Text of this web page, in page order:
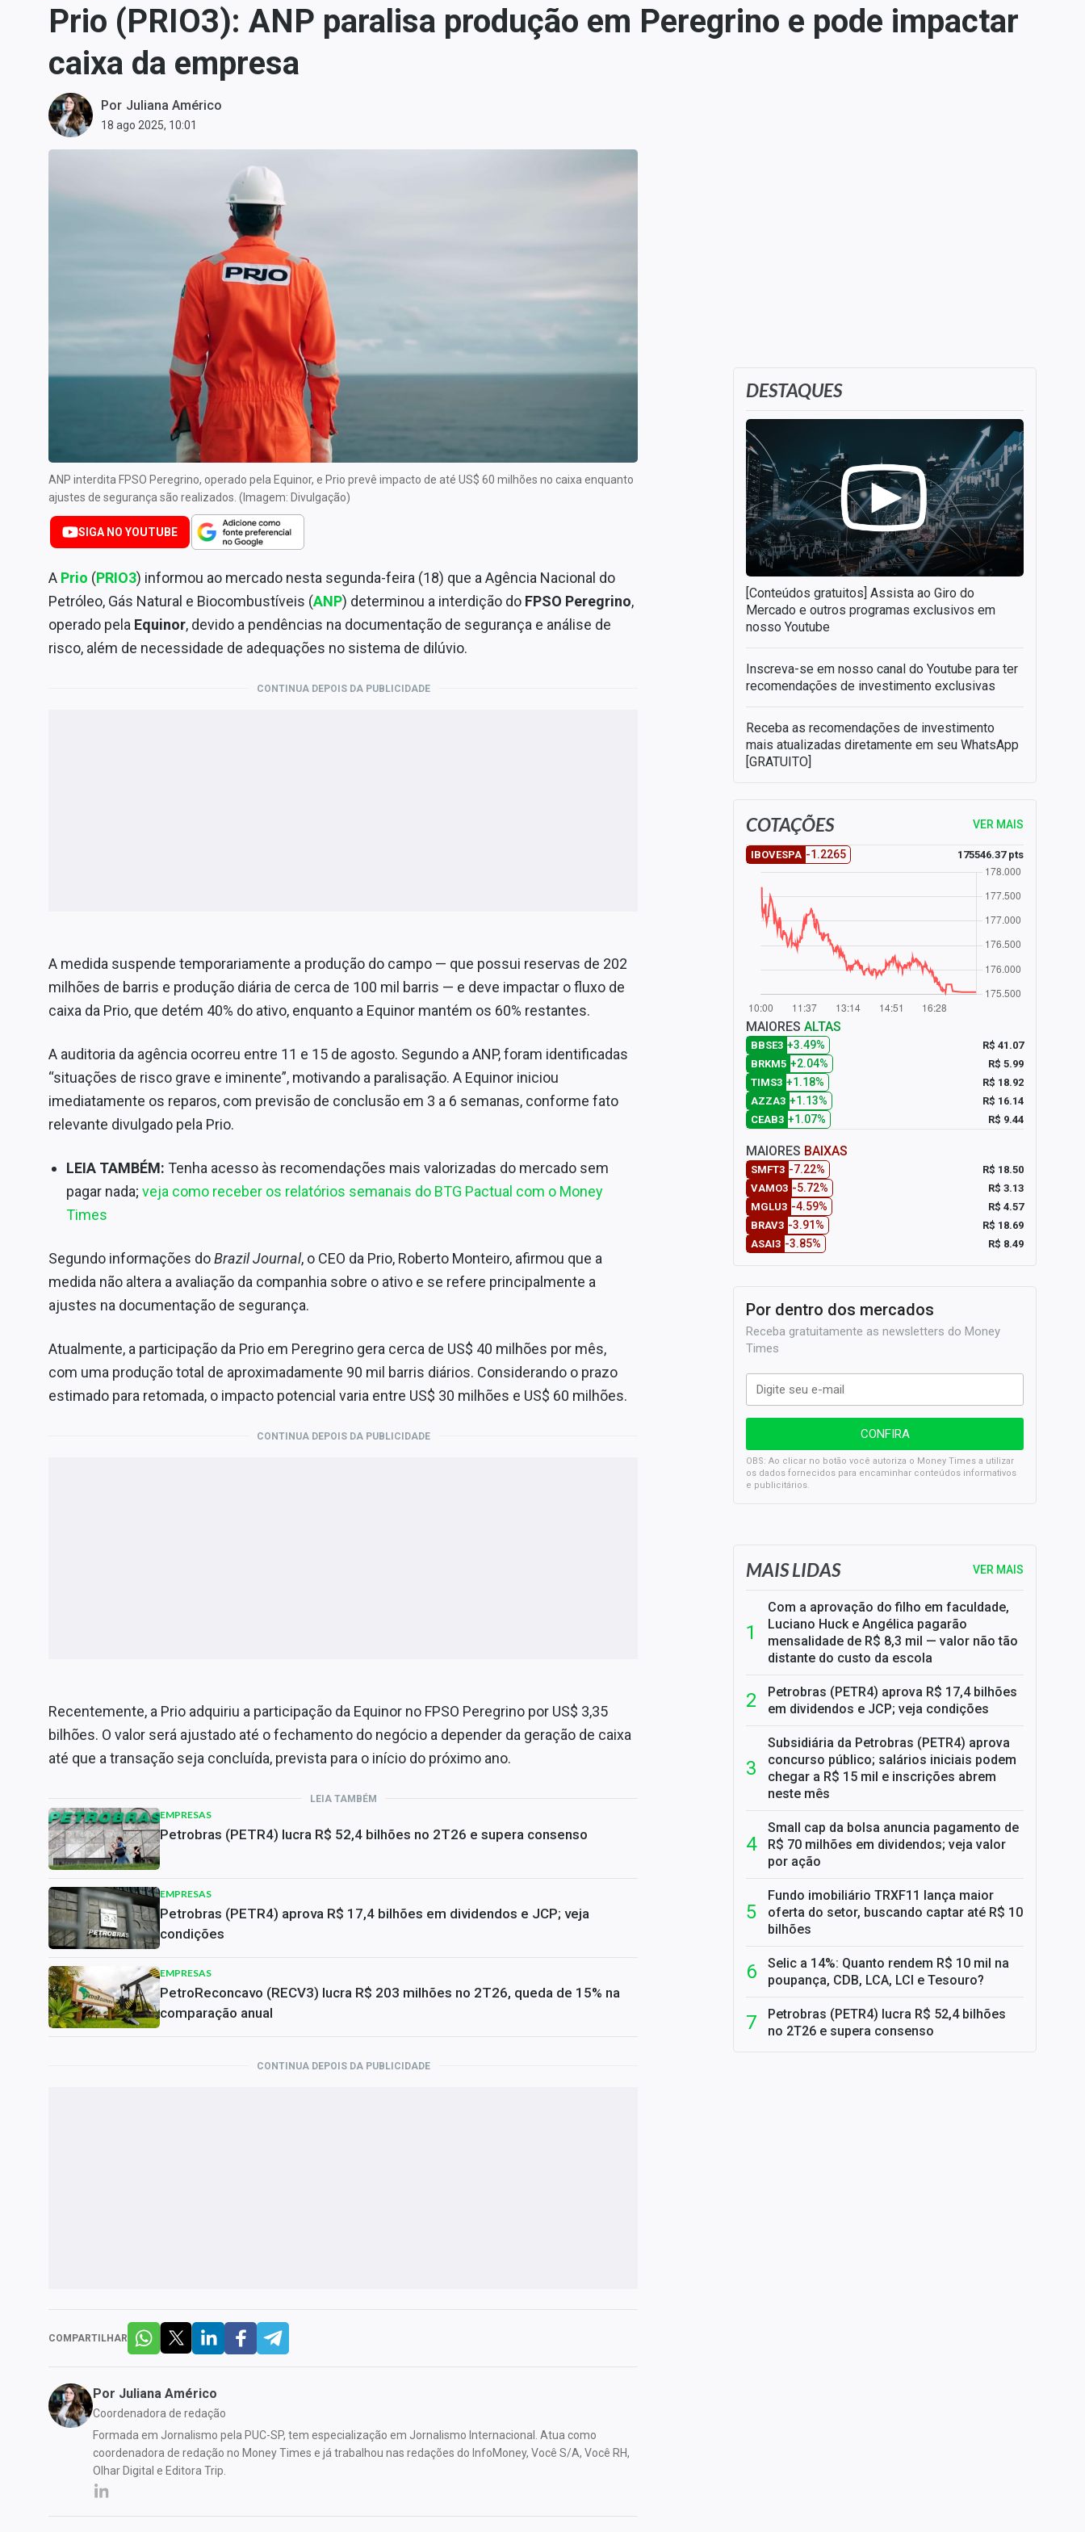
Carteiras Recomendadas
Central de Dividendos
Central de Fundos
Central dos IPOs
Renda Fixa
Conteúdo de Marca
Sobre
Prio (PRIO3): ANP paralisa produção em Peregrino e pode impactar
caixa da empresa
Por Juliana Américo
18 ago 2025, 10:01
ANP interdita FPSO Peregrino, operado pela Equinor, e Prio prevê impacto de até US$ 60 milhões no caixa enquanto
ajustes de segurança são realizados. (Imagem: Divulgação)
SIGA NO YOUTUBE
A Prio (PRIO3) informou ao mercado nesta segunda-feira (18) que a Agência Nacional do
Petróleo, Gás Natural e Biocombustíveis (ANP) determinou a interdição do FPSO Peregrino,
operado pela Equinor, devido a pendências na documentação de segurança e análise de
risco, além de necessidade de adequações no sistema de dilúvio.
CONTINUA DEPOIS DA PUBLICIDADE
A medida suspende temporariamente a produção do campo — que possui reservas de 202
milhões de barris e produção diária de cerca de 100 mil barris — e deve impactar o fluxo de
caixa da Prio, que detém 40% do ativo, enquanto a Equinor mantém os 60% restantes.
A auditoria da agência ocorreu entre 11 e 15 de agosto. Segundo a ANP, foram identificadas
“situações de risco grave e iminente”, motivando a paralisação. A Equinor iniciou
imediatamente os reparos, com previsão de conclusão em 3 a 6 semanas, conforme fato
relevante divulgado pela Prio.
LEIA TAMBÉM: Tenha acesso às recomendações mais valorizadas do mercado sem
pagar nada; veja como receber os relatórios semanais do BTG Pactual com o Money
Times
Segundo informações doBrazil Journal, o CEO da Prio, Roberto Monteiro, afirmou que a
medida não altera a avaliação da companhia sobre o ativo e se refere principalmente a
ajustes na documentação de segurança.
Atualmente, a participação da Prio em Peregrino gera cerca de US$ 40 milhões por mês,
com uma produção total de aproximadamente 90 mil barris diários. Considerando o prazo
estimado para retomada, o impacto potencial varia entre US$ 30 milhões e US$ 60 milhões.
CONTINUA DEPOIS DA PUBLICIDADE
Recentemente, a Prio adquiriu a participação da Equinor no FPSO Peregrino por US$ 3,35
bilhões. O valor será ajustado até o fechamento do negócio a depender da geração de caixa
até que a transação seja concluída, prevista para o início do próximo ano.
LEIA TAMBÉM
EMPRESAS
Petrobras (PETR4) lucra R$ 52,4 bilhões no 2T26 e supera consenso
EMPRESAS
Petrobras (PETR4) aprova R$ 17,4 bilhões em dividendos e JCP; veja
condições
EMPRESAS
PetroReconcavo (RECV3) lucra R$ 203 milhões no 2T26, queda de 15% na
comparação anual
CONTINUA DEPOIS DA PUBLICIDADE
COMPARTILHAR
Por Juliana Américo
Coordenadora de redação
Formada em Jornalismo pela PUC-SP, tem especialização em Jornalismo Internacional. Atua como
coordenadora de redação no Money Times e já trabalhou nas redações do InfoMoney, Você S/A, Você RH,
Olhar Digital e Editora Trip.
DESTAQUES
[Conteúdos gratuitos] Assista ao Giro do
Mercado e outros programas exclusivos em
nosso Youtube
Inscreva-se em nosso canal do Youtube para ter
recomendações de investimento exclusivas
Receba as recomendações de investimento
mais atualizadas diretamente em seu WhatsApp
[GRATUITO]
COTAÇÕES VER MAIS
IBOVESPA -1.2265 175546.37 pts
MAIORES ALTAS
BBSE3 +3.49%
R$ 41.07
BRKM5 +2.04%
R$ 5.99
TIMS3 +1.18%
R$ 18.92
AZZA3 +1.13%
R$ 16.14
CEAB3 +1.07% R$ 9.44
MAIORES BAIXAS
SMFT3 -7.22%
R$ 18.50
VAMO3 -5.72%
R$ 3.13
MGLU3 -4.59%
R$ 4.57
BRAV3 -3.91%
R$ 18.69
ASAI3 -3.85% R$ 8.49
Por dentro dos mercados
Receba gratuitamente as newsletters do Money
Times
OBS: Ao clicar no botão você autoriza o Money Times a utilizar
os dados fornecidos para encaminhar conteúdos informativos
e publicitários.
SELIC em 14%: A repercussão da decisão sobre os JUROS
MAIS LIDAS VER MAIS
Com a aprovação do filho em faculdade,
Luciano Huck e Angélica pagarão
mensalidade de R$ 8,3 mil — valor não tão
distante do custo da escola
Petrobras (PETR4) aprova R$ 17,4 bilhões
em dividendos e JCP; veja condições
Subsidiária da Petrobras (PETR4) aprova
concurso público; salários iniciais podem
chegar a R$ 15 mil e inscrições abrem
neste mês
Small cap da bolsa anuncia pagamento de
R$ 70 milhões em dividendos; veja valor
por ação
Fundo imobiliário TRXF11 lança maior
oferta do setor, buscando captar até R$ 10
bilhões
Selic a 14%: Quanto rendem R$ 10 mil na
poupança, CDB, LCA, LCI e Tesouro?
Petrobras (PETR4) lucra R$ 52,4 bilhões
no 2T26 e supera consenso